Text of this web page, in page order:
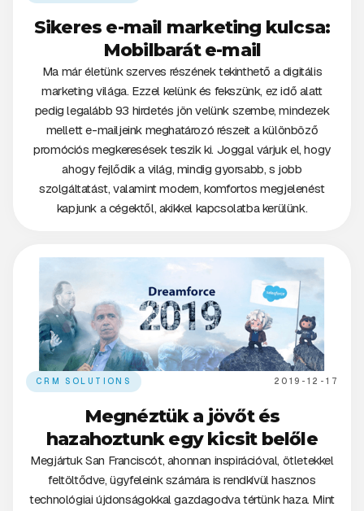
Sikeres e-mail marketing kulcsa:
Mobilbarát e-mail
Ma már életünk szerves részének tekinthető a digitális
marketing világa. Ezzel kelünk és fekszünk, ez idő alatt
pedig legalább 93 hirdetés jön velünk szembe, mindezek
mellett e-mailjeink meghatározó részeit a különböző
promóciós megkeresések teszik ki. Joggal várjuk el, hogy
ahogy fejlődik a világ, mindig gyorsabb, s jobb
szolgáltatást, valamint modern, komfortos megjelenést
kapjunk a cégektől, akikkel kapcsolatba kerülünk.
CRM SOLUTIONS 2019-12-17
Megnéztük a jövőt és
hazahoztunk egy kicsit belőle
Megjártuk San Franciscót, ahonnan inspirációval, ötletekkel
feltöltődve, ügyfeleink számára is rendkívül hasznos
technológiai újdonságokkal gazdagodva tértünk haza. Mint